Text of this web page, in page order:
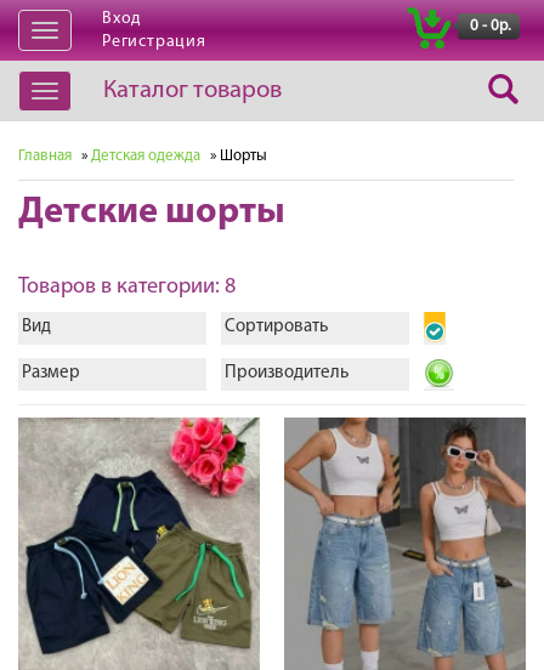
Открыть
навигацию
Вход
Регистрация
0 - 0р.
Открыть
навигацию
Каталог товаров
Главная » Детская одежда » Шорты
Детские шорты
Товаров в категории: 8
Вид Сортировать
Размер Производитель